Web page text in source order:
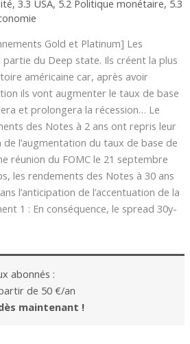
, 3.3 USA, 5.2 Politique monétaire, 5.3
Gold et Platinum] Les
du Deep state. Ils créent la plus
américaine car, après avoir
ils vont augmenter le taux de base
et prolongera la récession… Le
des Notes à 2 ans ont repris leur
l’augmentation du taux de base de
réunion du FOMC le 21 septembre
les rendements des Notes à 30 ans
l’anticipation de l’accentuation de la
1 : En conséquence, le spread 30y-
abonnés :
de 50 €/an
maintenant !